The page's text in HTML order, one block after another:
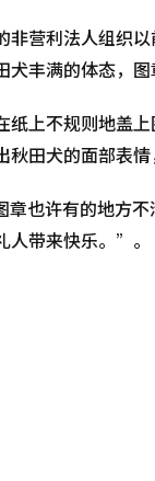
营利法人组织
犬丰满的体态，图
上不规则地盖
秋田犬的面部表情
也许有的地方不
人带来快乐。”。